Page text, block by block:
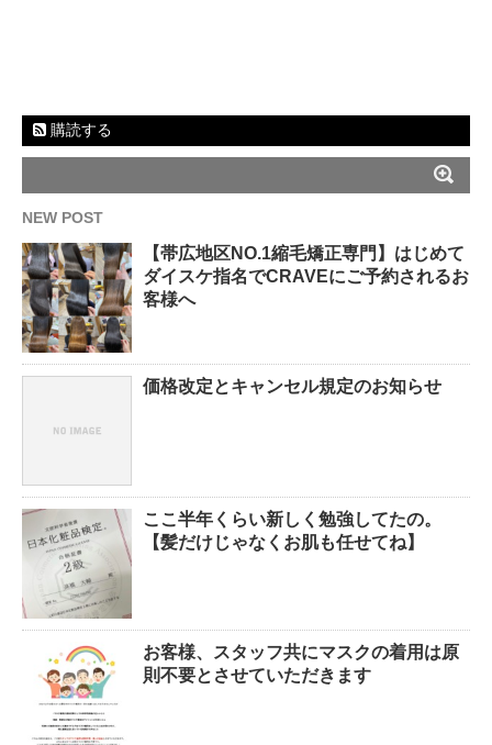
購読する
NEW POST
【帯広地区NO.1縮毛矯正専門】はじめて
ダイスケ指名でCRAVEにご予約されるお
客様へ
価格改定とキャンセル規定のお知らせ
ここ半年くらい新しく勉強してたの。
【髪だけじゃなくお肌も任せてね】
お客様、スタッフ共にマスクの着用は原
則不要とさせていただきます